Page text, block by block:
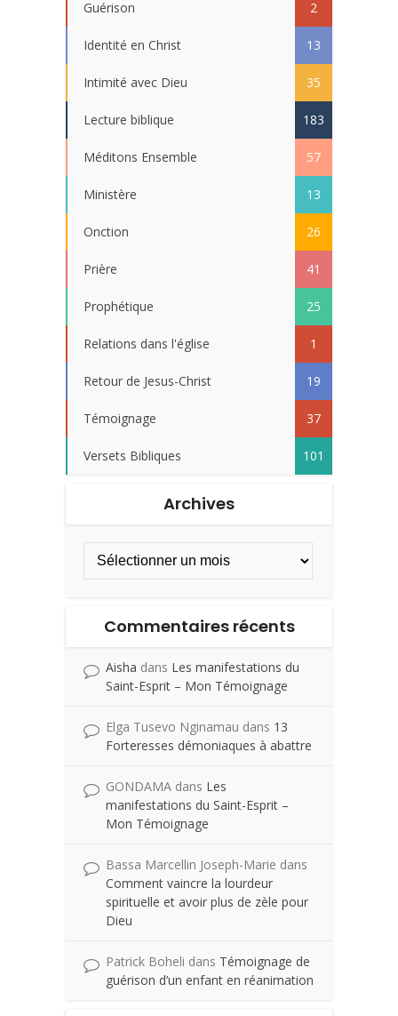
Guérison 2
Identité en Christ 13
Intimité avec Dieu 35
Lecture biblique 183
Méditons Ensemble 57
Ministère 13
Onction 26
Prière 41
Prophétique 25
Relations dans l'église 1
Retour de Jesus-Christ 19
Témoignage 37
Versets Bibliques 101
Archives
Commentaires récents
Aisha dans Les manifestations du
Saint-Esprit – Mon Témoignage
Elga Tusevo Nginamau dans 13
Forteresses démoniaques à abattre
GONDAMA dans Les
manifestations du Saint-Esprit –
Mon Témoignage
Bassa Marcellin Joseph-Marie dans
Comment vaincre la lourdeur
spirituelle et avoir plus de zèle pour
Dieu
Patrick Boheli dans Témoignage de
guérison d’un enfant en réanimation